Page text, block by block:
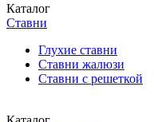
Каталог
Ставни
Глухие ставни
Ставни жалюзи
Ставни с решеткой